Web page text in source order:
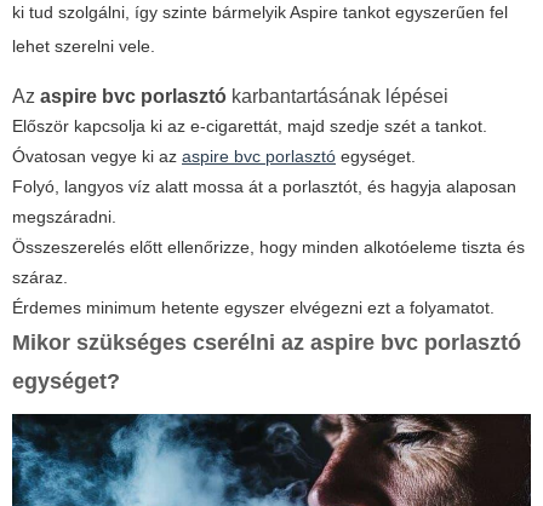
ki tud szolgálni, így szinte bármelyik Aspire tankot egyszerűen fel
lehet szerelni vele.
Az aspire bvc porlasztó karbantartásának lépései
Először kapcsolja ki az e-cigarettát, majd szedje szét a tankot.
Óvatosan vegye ki az aspire bvc porlasztó egységet.
Folyó, langyos víz alatt mossa át a porlasztót, és hagyja alaposan
megszáradni.
Összeszerelés előtt ellenőrizze, hogy minden alkotóeleme tiszta és
száraz.
Érdemes minimum hetente egyszer elvégezni ezt a folyamatot.
Mikor szükséges cserélni az aspire bvc porlasztó
egységet?